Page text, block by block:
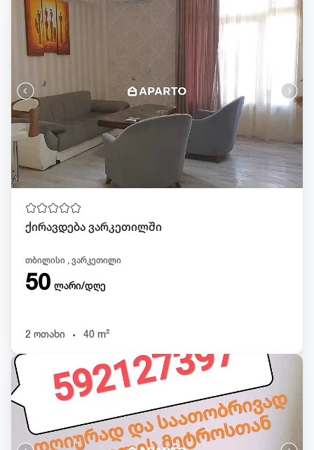
ქირავდება ვარკეთილში
თბილისი , ვარკეთილი
50 ლარი/დღე
2 ოთახი . 40 m²